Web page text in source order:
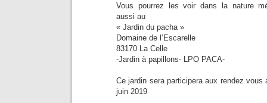
Vous pourrez les voir dans la nature
aussi au
« Jardin du pacha »
Domaine de l’Escarelle
83170 La Celle
-Jardin à papillons- LPO PACA-
Ce jardin sera participera aux rendez vous
juin 2019